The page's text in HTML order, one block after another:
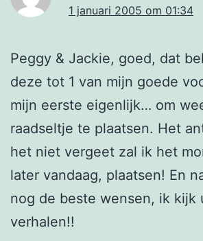
1 januari 2005 om 01:34
Peggy & Jackie, goed, dat
deze tot 1 van mijn goede
mijn eerste eigenlijk… om
raadseltje te plaatsen. Het
het niet vergeet zal ik het
later vandaag, plaatsen! En
nog de beste wensen, ik kijk
verhalen!!